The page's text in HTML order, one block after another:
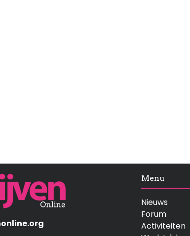
Menu
Nieuws
Forum
Activiteiten